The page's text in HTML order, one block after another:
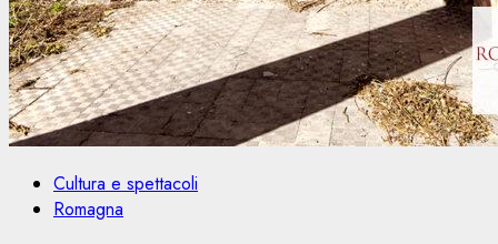
Cultura e spettacoli
Romagna